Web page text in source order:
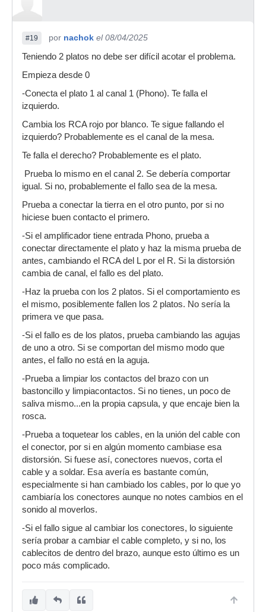
#19 por nachok el 08/04/2025
Teniendo 2 platos no debe ser difícil acotar el problema.
Empieza desde 0
-Conecta el plato 1 al canal 1 (Phono). Te falla el
izquierdo.
Cambia los RCA rojo por blanco. Te sigue fallando el
izquierdo? Probablemente es el canal de la mesa.
Te falla el derecho? Probablemente es el plato.
Prueba lo mismo en el canal 2. Se debería comportar
igual. Si no, probablemente el fallo sea de la mesa.
Prueba a conectar la tierra en el otro punto, por si no
hiciese buen contacto el primero.
-Si el amplificador tiene entrada Phono, prueba a
conectar directamente el plato y haz la misma prueba de
antes, cambiando el RCA del L por el R. Si la distorsión
cambia de canal, el fallo es del plato.
-Haz la prueba con los 2 platos. Si el comportamiento es
el mismo, posiblemente fallen los 2 platos. No sería la
primera ve que pasa.
-Si el fallo es de los platos, prueba cambiando las agujas
de uno a otro. Si se comportan del mismo modo que
antes, el fallo no está en la aguja.
-Prueba a limpiar los contactos del brazo con un
bastoncillo y limpiacontactos. Si no tienes, un poco de
saliva mismo...en la propia capsula, y que encaje bien la
rosca.
-Prueba a toquetear los cables, en la unión del cable con
el conector, por si en algún momento cambiase esa
distorsión. Si fuese así, conectores nuevos, corta el
cable y a soldar. Esa avería es bastante común,
especialmente si han cambiado los cables, por lo que yo
cambiaría los conectores aunque no notes cambios en el
sonido al moverlos.
-Si el fallo sigue al cambiar los conectores, lo siguiente
sería probar a cambiar el cable completo, y si no, los
cablecitos de dentro del brazo, aunque esto último es un
poco más complicado.